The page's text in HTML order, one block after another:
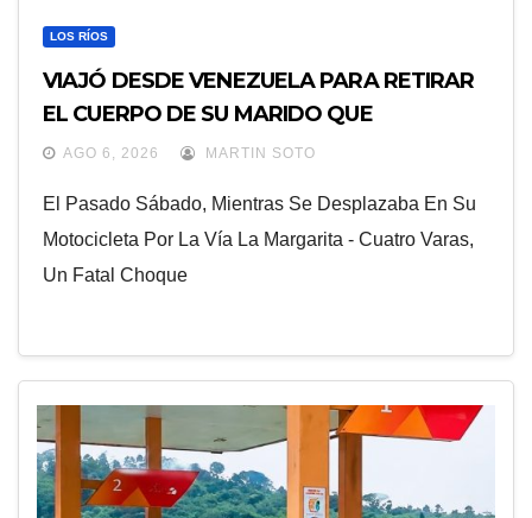
LOS RÍOS
VIAJÓ DESDE VENEZUELA PARA RETIRAR
EL CUERPO DE SU MARIDO QUE
PERMANECIÓ SEIS DÍAS EN LA MORGUE
AGO 6, 2026 MARTIN SOTO
El Pasado Sábado, Mientras Se Desplazaba En Su
Motocicleta Por La Vía La Margarita - Cuatro Varas,
Un Fatal Choque